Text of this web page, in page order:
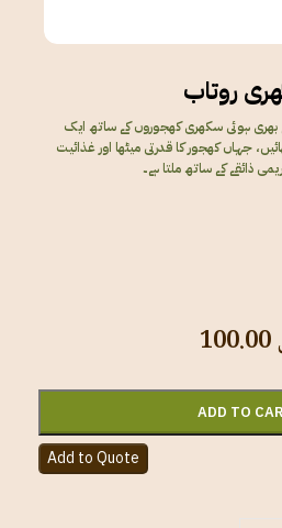
روتاب
بھری ہوئی سکھری کھجوروں کے ساتھ ایک
جہاں کھجور کا قدرتی میٹھا اور غذائیت
ذائقے کے ساتھ ملتا ہے۔
ADD TO
Add to Quote